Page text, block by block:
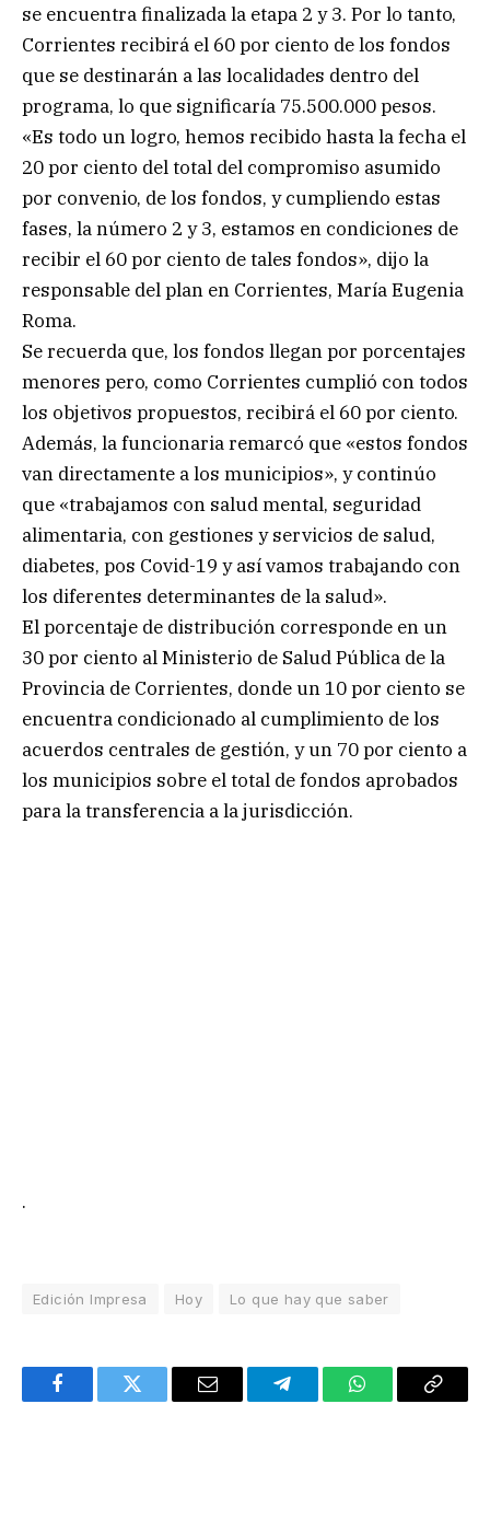
se encuentra finalizada la etapa 2 y 3. Por lo tanto,
Corrientes recibirá el 60 por ciento de los fondos
que se destinarán a las localidades dentro del
programa, lo que significaría 75.500.000 pesos.
«Es todo un logro, hemos recibido hasta la fecha el
20 por ciento del total del compromiso asumido
por convenio, de los fondos, y cumpliendo estas
fases, la número 2 y 3, estamos en condiciones de
recibir el 60 por ciento de tales fondos», dijo la
responsable del plan en Corrientes, María Eugenia
Roma.
Se recuerda que, los fondos llegan por porcentajes
menores pero, como Corrientes cumplió con todos
los objetivos propuestos, recibirá el 60 por ciento.
Además, la funcionaria remarcó que «estos fondos
van directamente a los municipios», y continúo
que «trabajamos con salud mental, seguridad
alimentaria, con gestiones y servicios de salud,
diabetes, pos Covid-19 y así vamos trabajando con
los diferentes determinantes de la salud».
El porcentaje de distribución corresponde en un
30 por ciento al Ministerio de Salud Pública de la
Provincia de Corrientes, donde un 10 por ciento se
encuentra condicionado al cumplimiento de los
acuerdos centrales de gestión, y un 70 por ciento a
los municipios sobre el total de fondos aprobados
para la transferencia a la jurisdicción.
.
Edición Impresa Hoy Lo que hay que saber
FacebookTwitter Email TelegramWhatsAppCopy